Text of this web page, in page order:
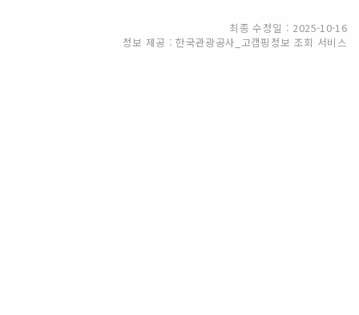
최종 수정일 : 2025-10-16
정보 제공 : 한국관광공사_고캠핑정보 조회 서비스